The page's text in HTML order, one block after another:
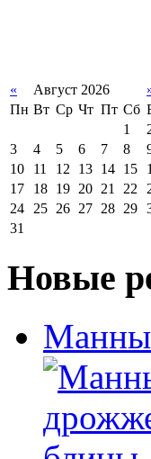
« Август 2026
Пн Вт Ср Чт Пт Сб
1
3
4 5 6 7 8
10
11 12 13 14 15
17
18 19 20 21 22
24 25 26 27 28 29
31
Новые